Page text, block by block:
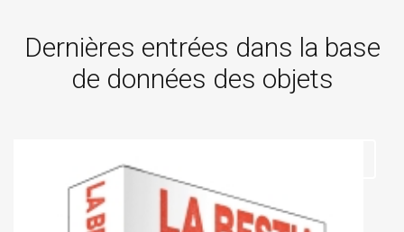
Dernières entrées dans la base
de données des objets